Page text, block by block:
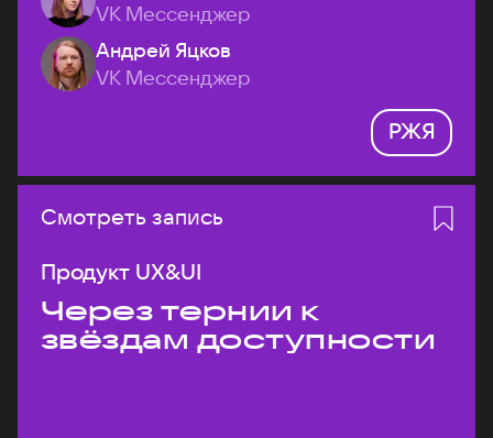
VK Мессенджер
Андрей Яцков
VK Мессенджер
РЖЯ
Смотреть запись
Продукт UX&UI
Через тернии к
звёздам доступности